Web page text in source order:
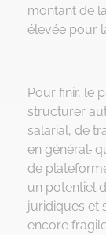
montant de
élevée pour
Pour finir, le
structurer
salarial, de
en général,
de
un potentiel
juridiques et
encore